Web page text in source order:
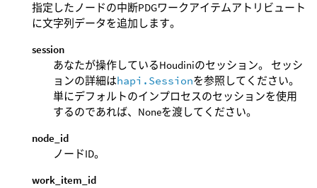
指定したノードの中断PDGワークアイテムアトリビュート
に文字列データを追加します。
session
あなたが操作しているHoudiniのセッション。 セッシ
ョンの詳細はhapi.Sessionを参照してください。
単にデフォルトのインプロセスのセッションを使用
するのであれば、Noneを渡してください。
node_id
ノードID。
work_item_id